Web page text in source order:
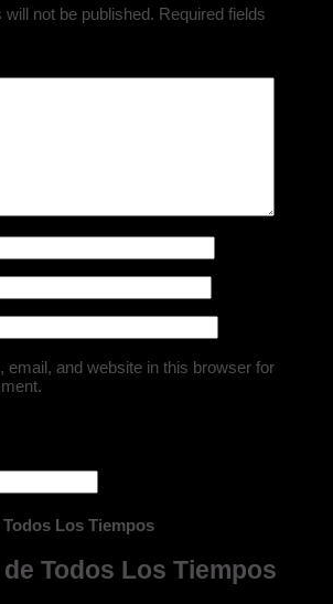
not be published. Required fields
email, and website in this browser for
Los Tiempos
Todos Los Tiempos